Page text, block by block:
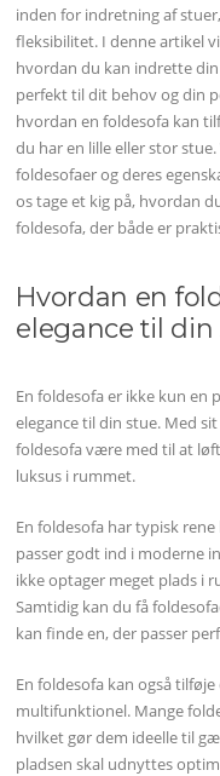
inden for indretning af
fleksibilitet. I denne artikel
hvordan du kan indrette
perfekt til dit behov og din
hvordan en foldesofa kan
du har en lille eller stor
foldesofaer og deres
os tage et kig på, hvordan
foldesofa, der både er
Hvordan en
elegance til din
En foldesofa er ikke kun en
elegance til din stue. Med
foldesofa være med til at
luksus i rummet.
En foldesofa har typisk
passer godt ind i moderne
ikke optager meget plads i
Samtidig kan du få
kan finde en, der passer
En foldesofa kan også
multifunktionel. Mange
hvilket gør dem ideelle til
pladsen skal udnyttes